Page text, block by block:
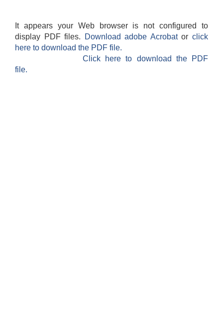
It appears your Web browser is not configured to
display PDF files.
Download adobe Acrobatorclick
here to download the PDF file.
Click here to download the PDF
file.